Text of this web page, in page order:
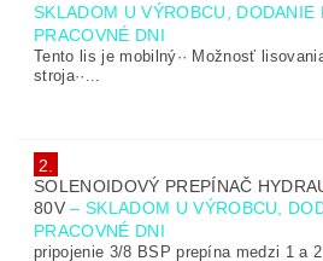
SKLADOM U VÝROBCU, DODANIE
PRACOVNÉ DNI
Tento lis je mobilný·· Možnosť
stroja··...
2.
SOLENOIDOVÝ PREPÍNAČ
80V–SKLADOM U VÝROBCU,
PRACOVNÉ DNI
pripojenie 3/8 BSP prepína medzi 1 a